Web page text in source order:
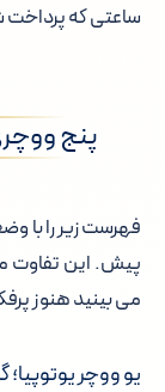
ساعتی که
پنج
فهرست زیر را با
پیش. این تفاوت
می بینید هنوز
یو ووچر یوتوپیا؛